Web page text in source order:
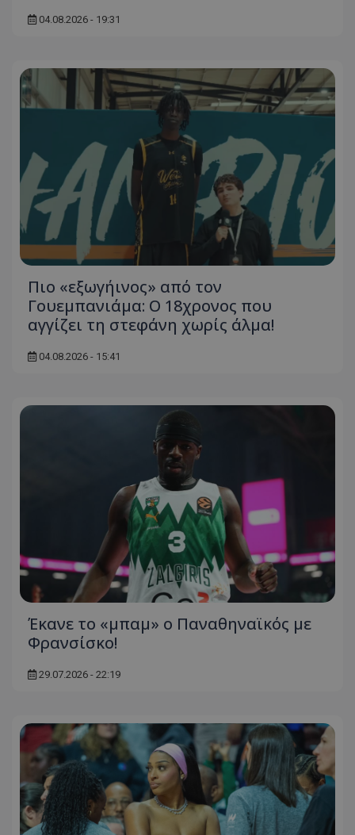
04.08.2026 - 19:31
Πιο «εξωγήινος» από τον
Γουεμπανιάμα: Ο 18χρονος που
αγγίζει τη στεφάνη χωρίς άλμα!
04.08.2026 - 15:41
Έκανε το «μπαμ» ο Παναθηναϊκός με
Φρανσίσκο!
29.07.2026 - 22:19